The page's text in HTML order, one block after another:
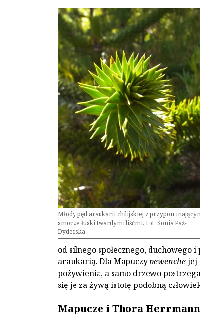
Młody pęd araukarii chilijskiej z
smocze łuski twardymi liśćmi. Fot. Sonia Paź-
Dyderska
od silnego społecznego,
araukarią. Dla Mapuczypewenchejej
pożywienia, a samo drzewo
się je za żywą istotę podobną
Mapucze i Thora Herrmann